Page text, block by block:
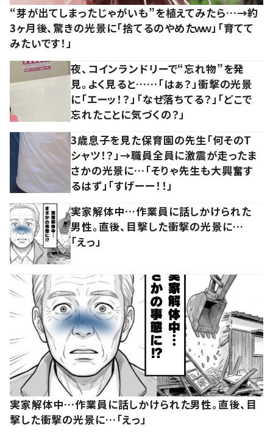
“芽が出てしまったじゃがいも”を植えてみたら…→約
3ヶ月後、驚きの光景に「捨てるのやめたｗｗ」「育てて
みたいです！」
夜、コインランドリーで“忘れ物”を発
見。よく見ると……「はぁ？」衝撃の光景
に「エーッ！？」「なぜ落ちてる？」「どこで
忘れたことに気づくの？」
3歳息子を見た保育園の先生「何そのT
シャツ！？」→職員全員に激震が走ったま
さかの光景に…「そりゃ先生も大興奮す
るはず」「すげーー！！」
実家解体中…作業員に話しかけられた
男性。直後、目撃した衝撃の光景に…
「えっ」
実家解体中…作業員に話しかけられた男性。直後、目
撃した衝撃の光景に…「えっ」